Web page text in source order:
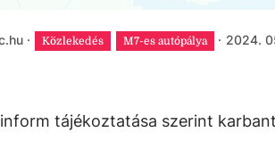
· Közlekedés M7-es autópálya · 2024.
tájékoztatása szerint